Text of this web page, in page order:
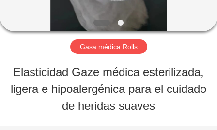
NOSOTROS
DE
LA
Gasa médica Rolls
Elasticidad Gaze médica esterilizada,
ligera e hipoalergénica para el cuidado
de heridas suaves